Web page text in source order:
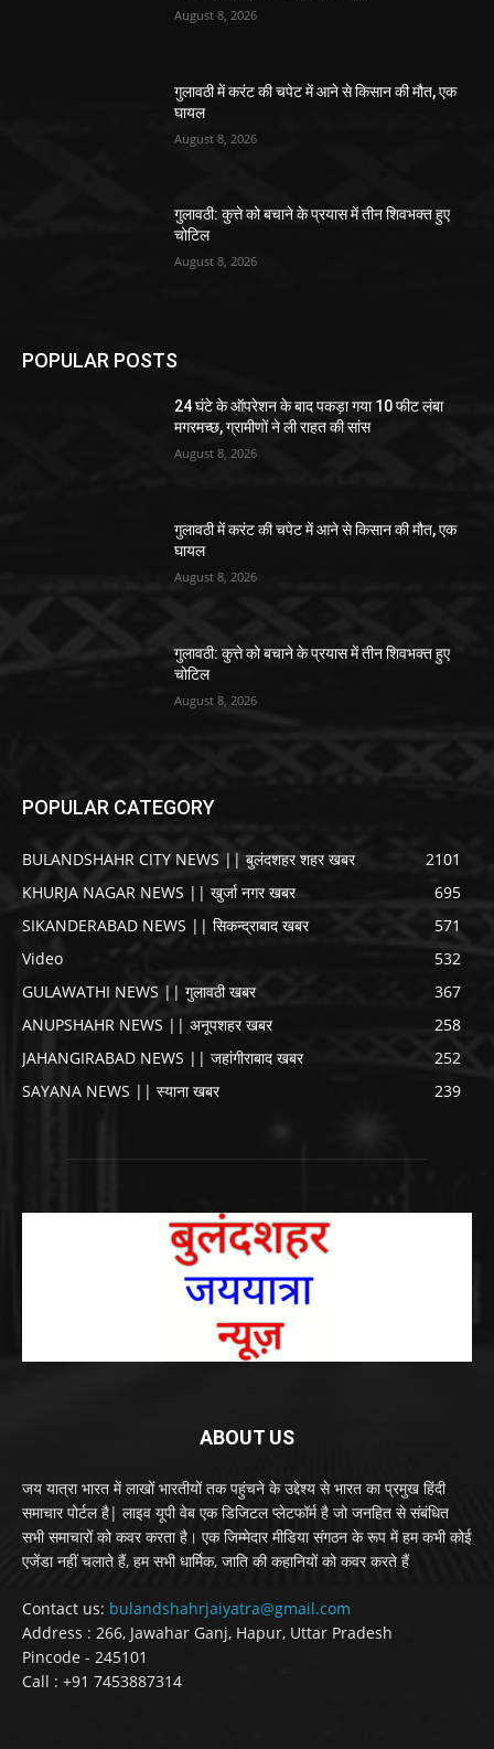
August 8, 2026
गुलावठी में करंट की चपेट में आने से किसान की मौत, एक
घायल
August 8, 2026
गुलावठी: कुत्ते को बचाने के प्रयास में तीन शिवभक्त हुए
चोटिल
August 8, 2026
POPULAR POSTS
24 घंटे के ऑपरेशन के बाद पकड़ा गया 10 फीट लंबा
मगरमच्छ, ग्रामीणों ने ली राहत की सांस
August 8, 2026
गुलावठी में करंट की चपेट में आने से किसान की मौत, एक
घायल
August 8, 2026
गुलावठी: कुत्ते को बचाने के प्रयास में तीन शिवभक्त हुए
चोटिल
August 8, 2026
POPULAR CATEGORY
BULANDSHAHR CITY NEWS || बुलंदशहर शहर खबर
2101
KHURJA NAGAR NEWS || खुर्जा नगर खबर
695
SIKANDERABAD NEWS || सिकन्द्राबाद खबर
571
Video
532
GULAWATHI NEWS || गुलावठी खबर
367
ANUPSHAHR NEWS || अनूपशहर खबर
258
JAHANGIRABAD NEWS || जहांगीराबाद खबर
252
SAYANA NEWS || स्याना खबर
239
ABOUT US
जय यात्रा भारत में लाखों भारतीयों तक पहुंचने के उद्देश्य से भारत का प्रमुख हिंदी
समाचार पोर्टल है| लाइव यूपी वेब एक डिजिटल प्लेटफॉर्म है जो जनहित से संबंधित
सभी समाचारों को कवर करता है। एक जिम्मेदार मीडिया संगठन के रूप में हम कभी कोई
एजेंडा नहीं चलाते हैं, हम सभी धार्मिक, जाति की कहानियों को कवर करते हैं
Contact us: bulandshahrjaiyatra@gmail.com
Address : 266, Jawahar Ganj, Hapur, Uttar Pradesh
Pincode - 245101
Call : +91 7453887314